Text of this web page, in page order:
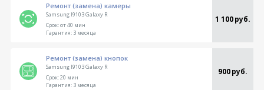
Ремонт (замена) камеры
Samsung I9103 Galaxy R 1 100 руб.
Срок:от 40 мин
Гарантия:3 месяца
Ремонт (замена) кнопок
Samsung I9103 Galaxy R 900 руб.
Срок:20 мин
Гарантия:3 месяца